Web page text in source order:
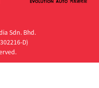
Sdn. Bhd.
D)